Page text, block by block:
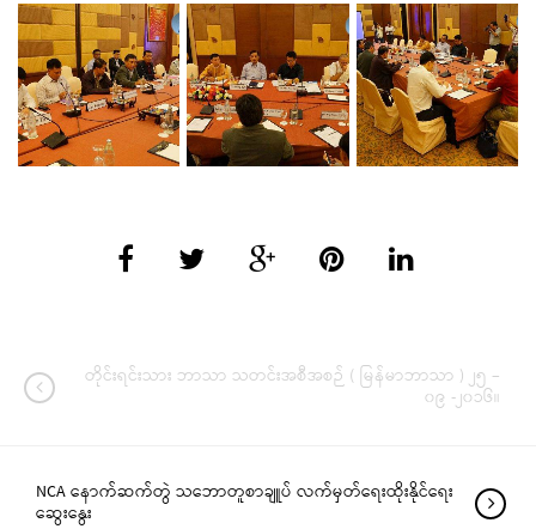
တိုင်းရင်းသား ဘာသာ သတင်းအစီအစဉ် ( မြန်မာဘာသာ ) ၂၅ –
၀၉ -၂၀၁၆။
NCA နောက်ဆက်တွဲ သဘောတူစာချူပ် လက်မှတ်ရေးထိုးနိုင်ရေး
ဆွေးနွေး